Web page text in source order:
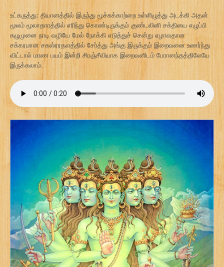
உட்கருத்து: தியானத்தில் இருந்து மூச்சுக்காற்றை உள்ளிழுத்து அடக்கி அதன்
மூலம் மூலாதாரத்தில் எரிந்து கொண்டிருக்கும் குண்டலினி சக்தியை எழுப்பி
சுழுமுனை நாடி வழியே மேல் நோக்கி எடுத்துச் சென்று ஏழாவதான
சக்கரமான சகஸ்ரரதளத்தில் சேர்த்து அங்கு இருக்கும் இறைவனை உணர்ந்து
விட்டால் மரண பயம் இன்றி சிரஞ்சீவியாக இறைவனிடம் பேரானந்தத்திலேயே
இருக்கலாம்.